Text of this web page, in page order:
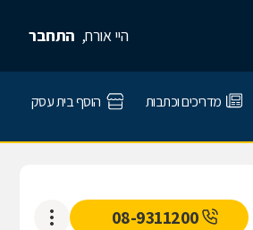
היי אורח, התחבר
מדריכים וכתבות הוסף בית עסק
08-9311200